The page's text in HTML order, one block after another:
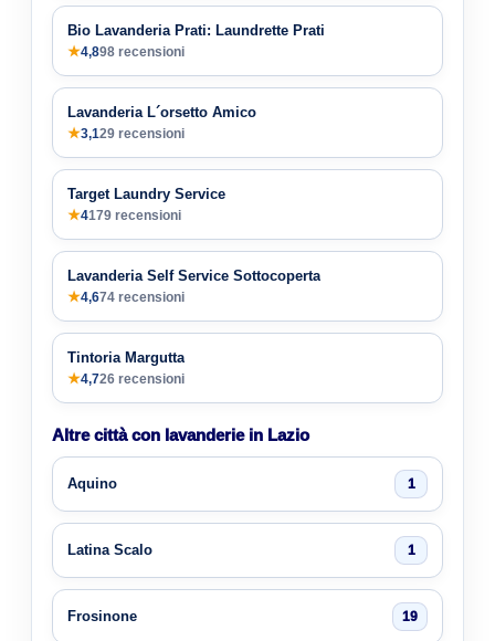
Bio Lavanderia Prati: Laundrette Prati
★4,898 recensioni
Lavanderia L´orsetto Amico
★3,129 recensioni
Target Laundry Service
★4179 recensioni
Lavanderia Self Service Sottocoperta
★4,674 recensioni
Tintoria Margutta
★4,726 recensioni
Altre città con lavanderie in Lazio
Aquino 1
Latina Scalo 1
Frosinone 19